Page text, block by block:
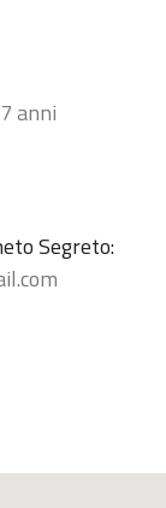
anni
Segreto: